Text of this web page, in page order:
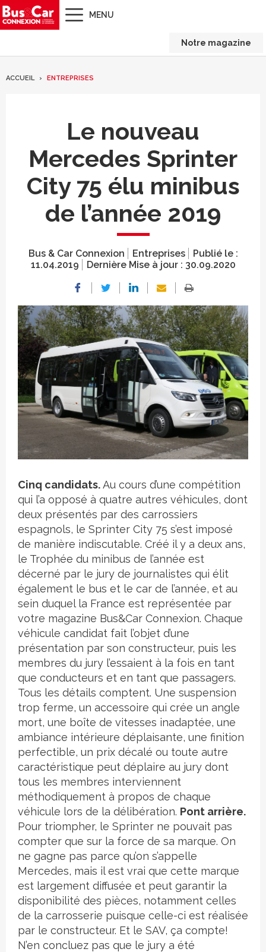
MENU
Notre magazine
ACCUEIL ENTREPRISES
Le nouveau
Mercedes Sprinter
City 75 élu minibus
de l’année 2019
Bus & Car Connexion Entreprises
Publié le :
11.04.2019
Dernière Mise à jour : 30.09.2020
Crédit photo
Cinq candidats.Au cours d’une compétition
qui l’a opposé à quatre autres véhicules, dont
deux présentés par des carrossiers
espagnols, le Sprinter City 75 s’est imposé
de manière indiscutable. Créé il y a deux ans,
le Trophée du minibus de l’année est
décerné par le jury de journalistes qui élit
également le bus et le car de l’année, et au
sein duquel la France est représentée par
votre magazine Bus&Car Connexion. Chaque
véhicule candidat fait l’objet d’une
présentation par son constructeur, puis les
membres du jury l’essaient à la fois en tant
que conducteurs et en tant que passagers.
Tous les détails comptent. Une suspension
trop ferme, un accessoire qui crée un angle
mort, une boîte de vitesses inadaptée, une
ambiance intérieure déplaisante, une finition
perfectible, un prix décalé ou toute autre
caractéristique peut déplaire au jury dont
tous les membres interviennent
méthodiquement à propos de chaque
véhicule lors de la délibération. Pont arrière.
Pour triompher, le Sprinter ne pouvait pas
compter que sur la force de sa marque. On
ne gagne pas parce qu’on s’appelle
Mercedes, mais il est vrai que cette marque
est largement diffusée et peut garantir la
disponibilité des pièces, notamment celles
de la carrosserie puisque celle-ci est réalisée
par le constructeur. Et le SAV, ça compte!
N’en concluez pas que le jury a été